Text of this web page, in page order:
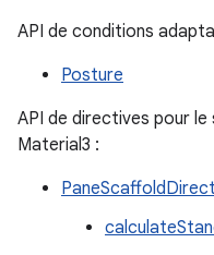
API de conditions
Posture
API de directives pour
Material3 :